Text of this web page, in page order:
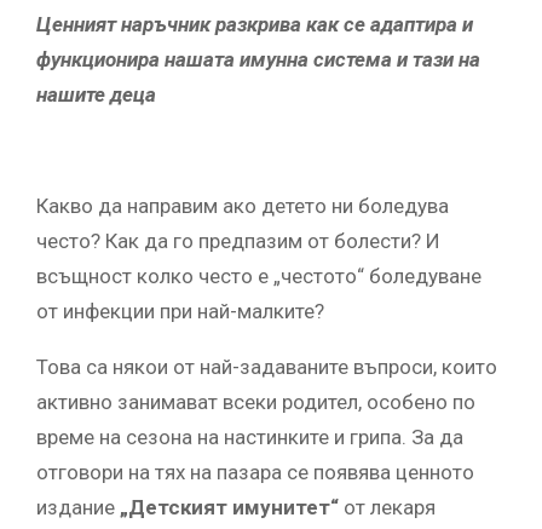
Ценният наръчник разкрива как се адаптира и
функционира нашата имунна система и тази на
нашите деца
Какво да направим ако детето ни боледува
често? Как да го предпазим от болести? И
всъщност колко често е „честото“ боледуване
от инфекции при най-малките?
Това са някои от най-задаваните въпроси, които
активно занимават всеки родител, особено по
време на сезона на настинките и грипа. За да
отговори на тях на пазара се появява ценното
издание „Детският имунитет“ от лекаря